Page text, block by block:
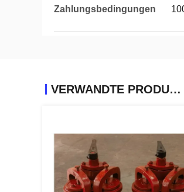
Zahlungsbedingungen
VERWANDTE PRODUKTE